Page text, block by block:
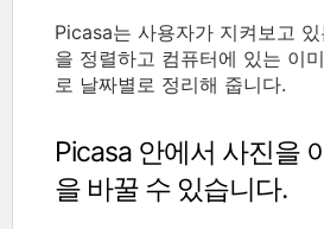
Picasa는 사용자가 지켜보고
을 정렬하고 컴퓨터에 있는 이
로 날짜별로 정리해 줍니다.
Picasa 안에서 사진을
을 바꿀 수 있습니다.